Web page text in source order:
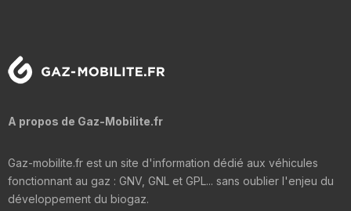
A propos de Gaz-Mobilite.fr
Gaz-mobilite.fr est un site d'information dédié aux véhicules
fonctionnant au gaz : GNV, GNL et GPL... sans oublier l'enjeu du
développement du biogaz.